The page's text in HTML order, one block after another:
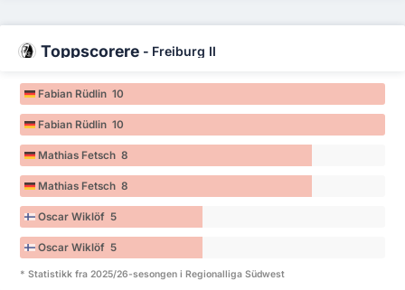
Toppscorere - Freiburg II
Fabian Rüdlin 10
Fabian Rüdlin 10
Mathias Fetsch 8
Mathias Fetsch 8
Oscar Wiklöf 5
Oscar Wiklöf 5
* Statistikk fra 2025/26-sesongen i Regionalliga Südwest